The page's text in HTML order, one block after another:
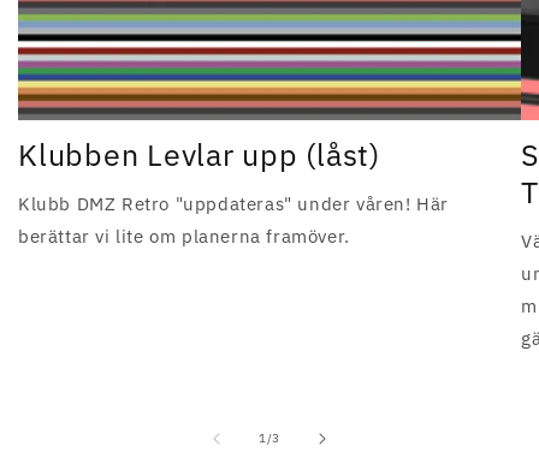
Klubben Levlar upp (låst)
Klubb DMZ Retro "uppdateras" under våren! Här
berättar vi lite om planerna framöver.
1/av
3